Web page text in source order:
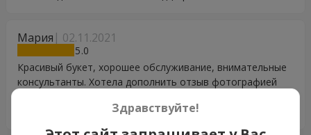
Мария 02.11.2021
5
Красивый букет, хорошее обслуживание, внимательные
консультанты. Хотела дополнить отзыв фотографией
Здравствуйте!